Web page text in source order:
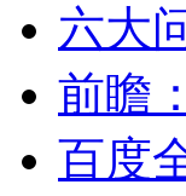
六大
前瞻
百度